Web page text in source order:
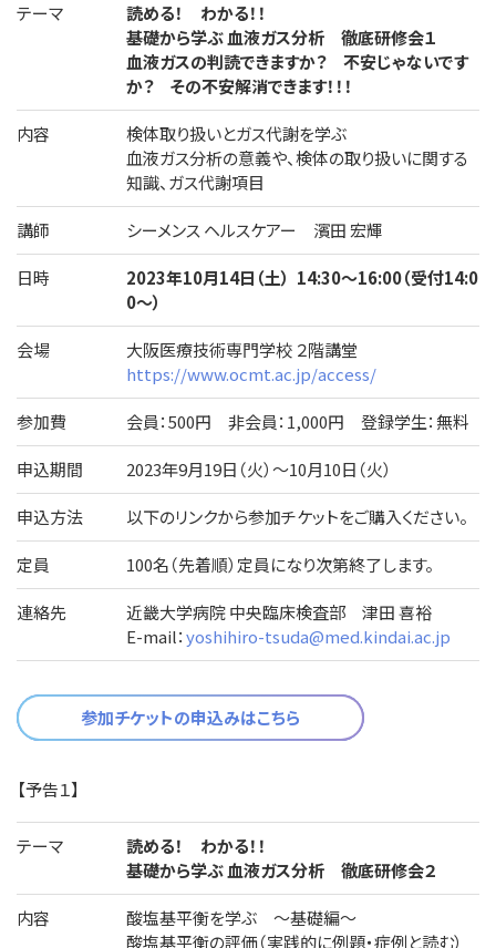
テーマ
読める！ わかる！！
基礎から学ぶ 血液ガス分析 徹底研修会１
血液ガスの判読できますか？ 不安じゃないです
か？ その不安解消できます！！！
内容
検体取り扱いとガス代謝を学ぶ
血液ガス分析の意義や、検体の取り扱いに関する
知識、ガス代謝項目
講師 シーメンス ヘルスケアー 濱田 宏輝
日時
2023年10月14日（土） 14:30～16:00（受付14:0
0～）
会場
大阪医療技術専門学校 ２階講堂
https://www.ocmt.ac.jp/access/
参加費 会員：500円 非会員：1,000円 登録学生：無料
申込期間 2023年9月19日（火）～10月10日（火）
申込方法 以下のリンクから参加チケットをご購入ください。
定員 100名（先着順）定員になり次第終了します。
連絡先
近畿大学病院 中央臨床検査部 津田 喜裕
E-mail：yoshihiro-tsuda@med.kindai.ac.jp
参加チケットの申込みはこちら
【予告１】
テーマ
読める！ わかる！！
基礎から学ぶ 血液ガス分析 徹底研修会２
内容
酸塩基平衡を学ぶ ～基礎編～
酸塩基平衡の評価（実践的に例題・症例と読む）